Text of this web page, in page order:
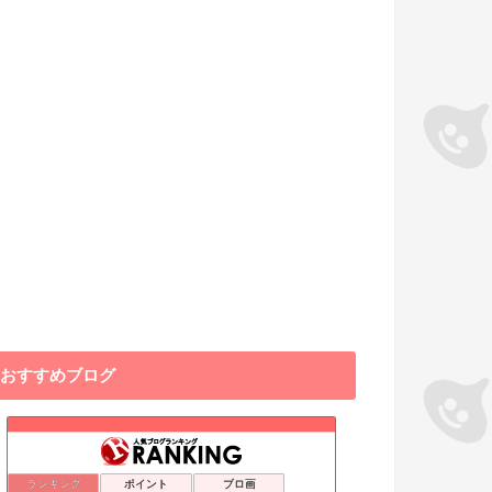
おすすめブログ
ランキング ポイント ブロ画